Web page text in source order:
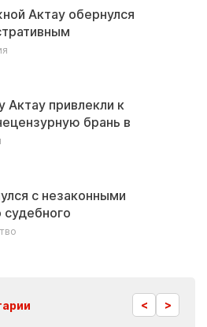
Актау обернулся
привлекли к
брань в
с незаконными
судебного
< >